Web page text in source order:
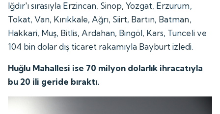
Iğdır'ı sırasıyla Erzincan, Sinop, Yozgat, Erzurum,
Tokat, Van, Kırıkkale, Ağrı, Siirt, Bartın, Batman,
Hakkari, Muş, Bitlis, Ardahan, Bingöl, Kars, Tunceli ve
104 bin dolar dış ticaret rakamıyla Bayburt izledi.
Huğlu Mahallesi ise 70 milyon dolarlık ihracatıyla
bu 20 ili geride bıraktı.